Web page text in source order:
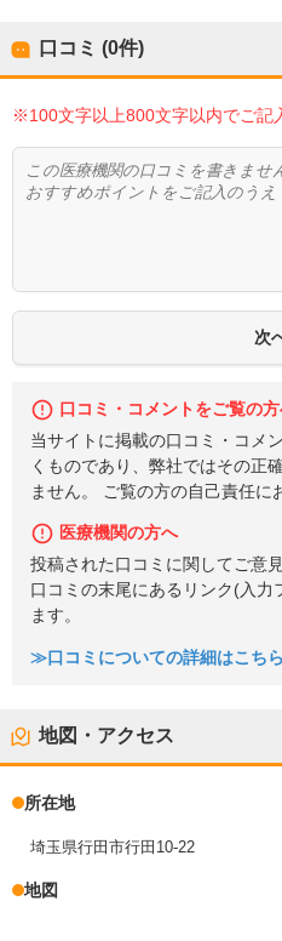
口コミ (0件)
※100文字以上800文字以内でご記
口コミ・コメントをご覧の
当サイトに掲載の口コミ・コメ
くものであり、弊社ではその正
ません。 ご覧の方の自己責任に
医療機関の方へ
投稿された口コミに関してご意
口コミの末尾にあるリンク(入
ます。
≫口コミについての詳細はこちら
地図・アクセス
所在地
埼玉県行田市行田10-22
地図